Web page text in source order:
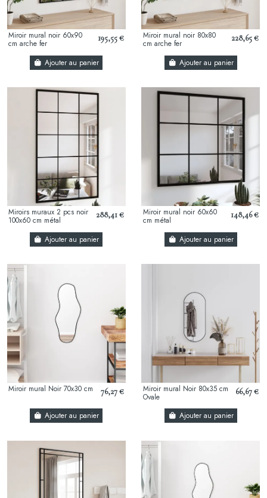
Miroir mural noir 60x90
cm arche fer
195,55 €
Ajouter au panier
Miroir mural noir 80x80
cm arche fer
228,65 €
Ajouter au panier
Miroirs muraux 2 pcs noir
100x60 cm métal
288,41 €
Ajouter au panier
Miroir mural noir 60x60
cm métal
148,46 €
Ajouter au panier
Miroir mural Noir 70x30 cm 76,27 €
Ajouter au panier
Miroir mural Noir 80x35 cm
Ovale
66,67 €
Ajouter au panier